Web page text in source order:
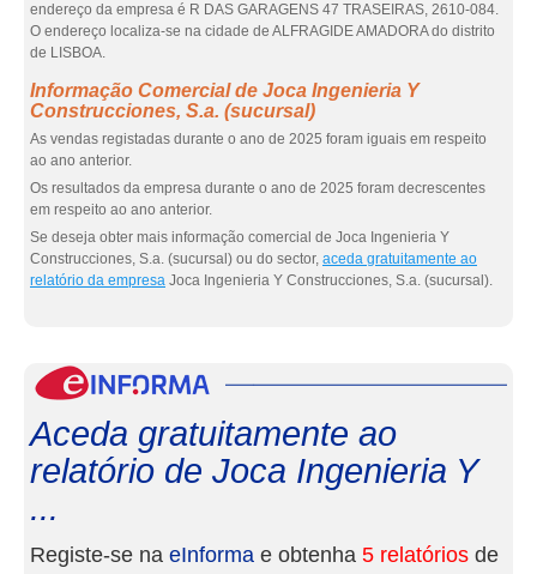
endereço da empresa é R DAS GARAGENS 47 TRASEIRAS, 2610-084.
O endereço localiza-se na cidade de ALFRAGIDE AMADORA do distrito
de LISBOA.
Informação Comercial de Joca Ingenieria Y
Construcciones, S.a. (sucursal)
As vendas registadas durante o ano de 2025 foram iguais em respeito
ao ano anterior.
Os resultados da empresa durante o ano de 2025 foram decrescentes
em respeito ao ano anterior.
Se deseja obter mais informação comercial de Joca Ingenieria Y
Construcciones, S.a. (sucursal) ou do sector, aceda gratuitamente ao
relatório da empresa Joca Ingenieria Y Construcciones, S.a. (sucursal).
Aceda gratuitamente ao
relatório de Joca Ingenieria Y
...
Registe-se na eInforma e obtenha 5 relatórios de